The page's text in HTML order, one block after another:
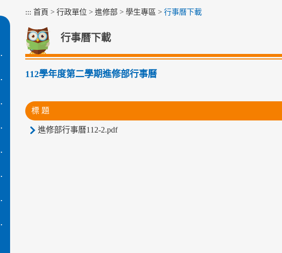
::: 首頁 > 行政單位 > 進修部 > 學生專區 > 行事曆下載
行事曆下載
112學年度第二學期進修部行事曆
標 題
進修部行事曆112-2.pdf